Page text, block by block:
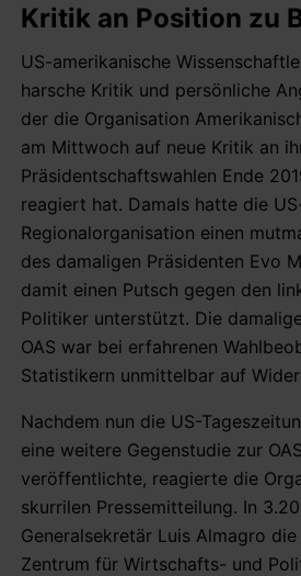
Kritik an Position zu
US-amerikanische
harsche Kritik und persönliche
der die Organisation
am Mittwoch auf neue Kritik an
Präsidentschaftswahlen Ende
reagiert hat. Damals hatte die
Regionalorganisation einen
des damaligen Präsidenten Evo
damit einen Putsch gegen den
Politiker unterstützt. Die
OAS war bei erfahrenen
Statistikern unmittelbar auf
Nachdem nun die US-
eine weitere Gegenstudie zur
veröffentlichte, reagierte die
skurrilen Pressemitteilung. In
Generalsekretär Luis Almagro
Zentrum für Wirtschafts- und